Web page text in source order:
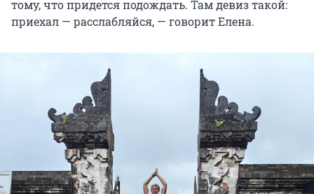
тому, что придется подождать. Там девиз такой:
приехал — расслабляйся, — говорит Елена.